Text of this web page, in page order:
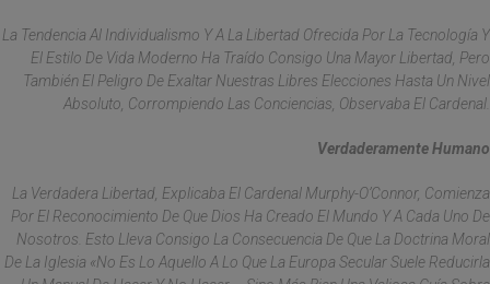
La Tendencia Al Individualismo Y A La Libertad Ofrecida Por La Tecnología Y
El Estilo De Vida Moderno Ha Traído Consigo Una Mayor Libertad, Pero
También El Peligro De Exaltar Nuestras Libres Elecciones Hasta Un Nivel
Absoluto, Corrompiendo Las Conciencias, Observaba El Cardenal.
Verdaderamente Humano
La Verdadera Libertad, Explicaba El Cardenal Murphy-O’Connor, Comienza
Por El Reconocimiento De Que Dios Ha Creado El Mundo Y A Cada Uno De
Nosotros. Esto Lleva Consigo La Consecuencia De Que La Doctrina Moral
De La Iglesia «no Es Lo Aquello A Lo Que La Europa Secular Suele Reducirla